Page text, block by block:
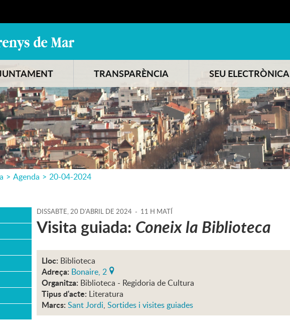
TRANSPARÈNCIA SEU ELECTRÒNICA
> Agenda > 20-04-2024
DISSABTE,20 D'ABRIL DE 2024 - 11 H MATÍ
Visita guiada: Coneix la Biblioteca
Lloc: Biblioteca
Adreça: Bonaire, 2
Organitza: Biblioteca - Regidoria de Cultura
Tipus d'acte: Literatura
Marcs: Sant Jordi, Sortides i visites guiades